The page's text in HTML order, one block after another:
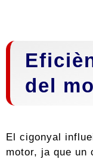
del
El cigonyal
motor, ja que un